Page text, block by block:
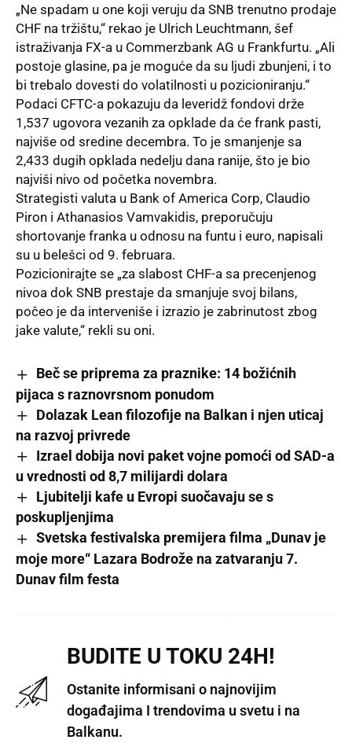
„Ne spadam u one koji veruju da SNB trenutno prodaje
CHF na tržištu,“ rekao je Ulrich Leuchtmann, šef
istraživanja FX-a u Commerzbank AG u Frankfurtu. „Ali
postoje glasine, pa je moguće da su ljudi zbunjeni, i to
bi trebalo dovesti do volatilnosti u pozicioniranju.“
Podaci CFTC-a pokazuju da leveridž fondovi drže
1,537 ugovora vezanih za opklade da će frank pasti,
najviše od sredine decembra. To je smanjenje sa
2,433 dugih opklada nedelju dana ranije, što je bio
najviši nivo od početka novembra.
Strategisti valuta u Bank of America Corp, Claudio
Piron i Athanasios Vamvakidis, preporučuju
shortovanje franka u odnosu na funtu i euro, napisali
su u belešci od 9. februara.
Pozicionirajte se „za slabost CHF-a sa precenjenog
nivoa dok SNB prestaje da smanjuje svoj bilans,
počeo je da interveniše i izrazio je zabrinutost zbog
jake valute,“ rekli su oni.
Beč se priprema za praznike: 14 božićnih
pijaca s raznovrsnom ponudom
Dolazak Lean filozofije na Balkan i njen uticaj
na razvoj privrede
Izrael dobija novi paket vojne pomoći od SAD-a
u vrednosti od 8,7 milijardi dolara
Ljubitelji kafe u Evropi suočavaju se s
poskupljenjima
Svetska festivalska premijera filma „Dunav je
moje more“ Lazara Bodrože na zatvaranju 7.
Dunav film festa
BUDITE U TOKU 24H!
Ostanite informisani o najnovijim
događajima I trendovima u svetu i na
Balkanu.